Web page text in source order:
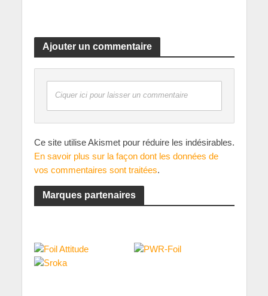
Ajouter un commentaire
Ciquer ici pour laisser un commentaire
Ce site utilise Akismet pour réduire les indésirables.
En savoir plus sur la façon dont les données de
vos commentaires sont traitées.
Marques partenaires